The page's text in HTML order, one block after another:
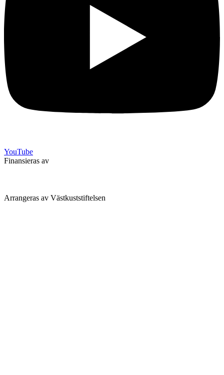
YouTube
Finansieras av
Arrangeras av Västkuststiftelsen